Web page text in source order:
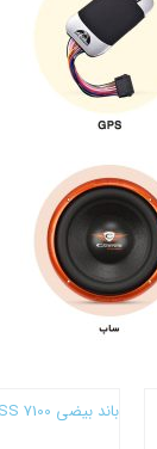
باند بیضی 7100 ESS